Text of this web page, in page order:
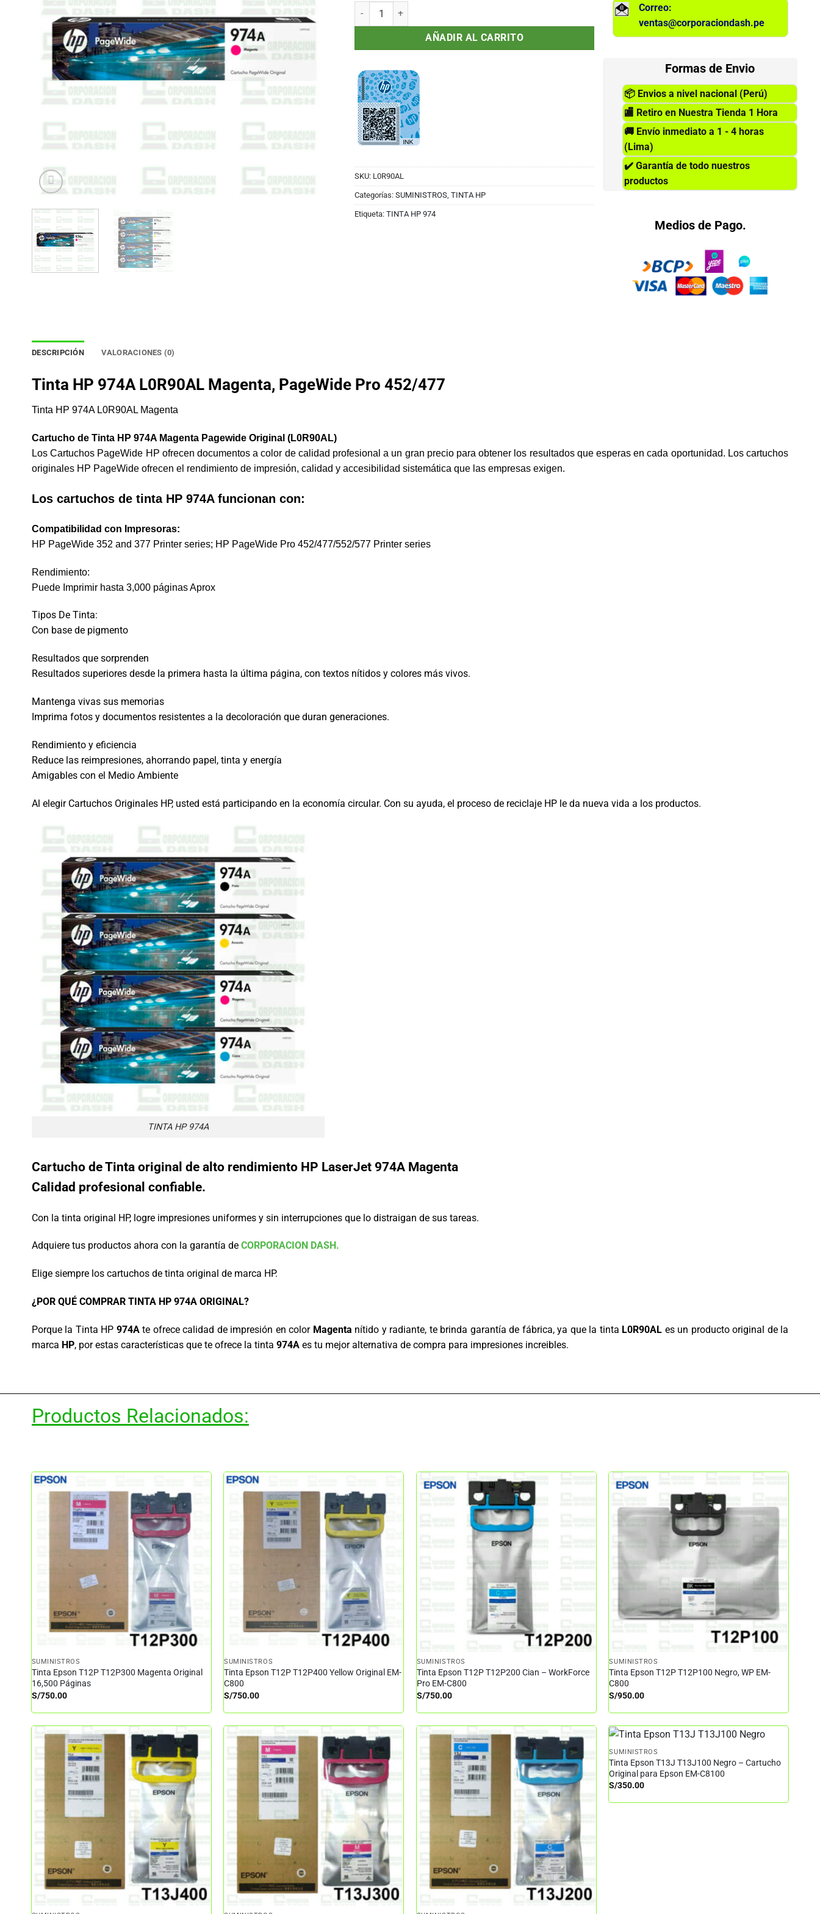
Tinta HP 974A L0R90AL Magenta, PageWide Pro 452/477 cantidad
AÑADIR AL CARRITO
SKU: L0R90AL
Categorías:SUMINISTROS,TINTA HP
Etiqueta:TINTA HP 974
Correo:
ventas@corporaciondash.pe
Formas de Envio
📦 Envios a nivel nacional (Perú)
🏬 Retiro en Nuestra Tienda 1 Hora
🚚 Envío inmediato a 1 - 4 horas
(Lima)
✔️ Garantía de todo nuestros
productos
Medios de Pago.
DESCRIPCIÓN VALORACIONES (0)
Tinta HP 974A L0R90AL Magenta, PageWide Pro 452/477
Tinta HP 974A L0R90AL Magenta
Cartucho de Tinta HP 974A Magenta Pagewide Original (L0R90AL)
Los Cartuchos PageWide HP ofrecen documentos a color de calidad profesional a un gran precio para obtener los resultados que esperas en cada oportunidad. Los cartuchos
originales HP PageWide ofrecen el rendimiento de impresión, calidad y accesibilidad sistemática que las empresas exigen.
Los cartuchos de tinta HP 974A funcionan con:
Compatibilidad con Impresoras:
HP PageWide 352 and 377 Printer series; HP PageWide Pro 452/477/552/577 Printer series
Rendimiento:
Puede Imprimir hasta 3,000 páginas Aprox
Tipos De Tinta:
Con base de pigmento
Resultados que sorprenden
Resultados superiores desde la primera hasta la última página, con textos nítidos y colores más vivos.
Mantenga vivas sus memorias
Imprima fotos y documentos resistentes a la decoloración que duran generaciones.
Rendimiento y eficiencia
Reduce las reimpresiones, ahorrando papel, tinta y energía
Amigables con el Medio Ambiente
Al elegir Cartuchos Originales HP, usted está participando en la economía circular. Con su ayuda, el proceso de reciclaje HP le da nueva vida a los productos.
TINTA HP 974A
Cartucho de Tinta original de alto rendimiento HP LaserJet 974A Magenta
Calidad profesional confiable.
Con la tinta original HP, logre impresiones uniformes y sin interrupciones que lo distraigan de sus tareas.
Adquiere tus productos ahora con la garantía de CORPORACION DASH.
Elige siempre los cartuchos de tinta original de marca HP.
¿POR QUÉ COMPRAR TINTA HP 974A ORIGINAL?
Porque la Tinta HP 974Ate ofrece calidad de impresión en color Magenta nítido y radiante, te brinda garantía de fábrica, ya que la tinta L0R90AL es un producto original de la
marca HP, por estas características que te ofrece la tinta 974A es tu mejor alternativa de compra para impresiones increibles.
Productos Relacionados:
SUMINISTROS
Tinta Epson T12P T12P300 Magenta Original
16,500 Páginas
S/750.00
SUMINISTROS
Tinta Epson T12P T12P400 Yellow Original EM-
C800
S/750.00
SUMINISTROS
Tinta Epson T12P T12P200 Cian – WorkForce
Pro EM-C800
S/750.00
SUMINISTROS
Tinta Epson T12P T12P100 Negro, WP EM-
C800
S/950.00
SUMINISTROS
Tinta Epson T13J T13J100 Negro – Cartucho
Original para Epson EM-C8100
S/350.00